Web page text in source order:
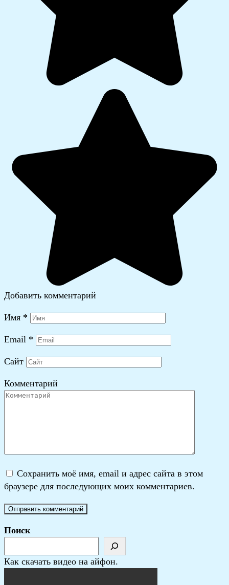
Добавить комментарий
Имя *
Email *
Сайт
Комментарий
Сохранить моё имя, email и адрес сайта в этом
браузере для последующих моих комментариев.
Поиск
Как скачать видео на айфон.